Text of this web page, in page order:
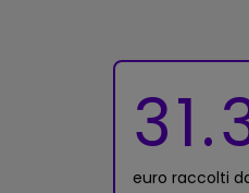
euro raccolti